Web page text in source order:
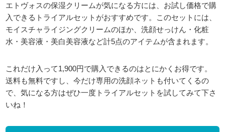
エトヴォスの保湿クリームが気になる方には、お試し価格で購
入できるトライアルセットがおすすめです。このセットには、
モイスチャライジングクリームのほか、洗顔せっけん・化粧
水・美容液・美白美容液など計5点のアイテムが含まれます。
これだけ入って1,900円で購入できるのはとにかくお得です。
送料も無料ですし、今だけ専用の洗顔ネットも付いてくるの
で、気になる方はぜひ一度トライアルセットを試してみて下さ
いね！